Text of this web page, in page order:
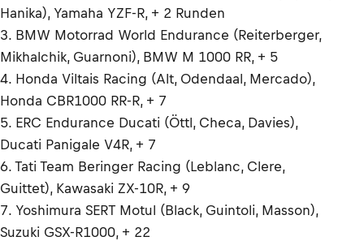
Hanika), Yamaha YZF-R, + 2 Runden
3. BMW Motorrad World Endurance (Reiterberger,
Mikhalchik, Guarnoni), BMW M 1000 RR, + 5
4. Honda Viltais Racing (Alt, Odendaal, Mercado),
Honda CBR1000 RR-R, + 7
5. ERC Endurance Ducati (Öttl, Checa, Davies),
Ducati Panigale V4R, + 7
6. Tati Team Beringer Racing (Leblanc, Clere,
Guittet), Kawasaki ZX-10R, + 9
7. Yoshimura SERT Motul (Black, Guintoli, Masson),
Suzuki GSX-R1000, + 22